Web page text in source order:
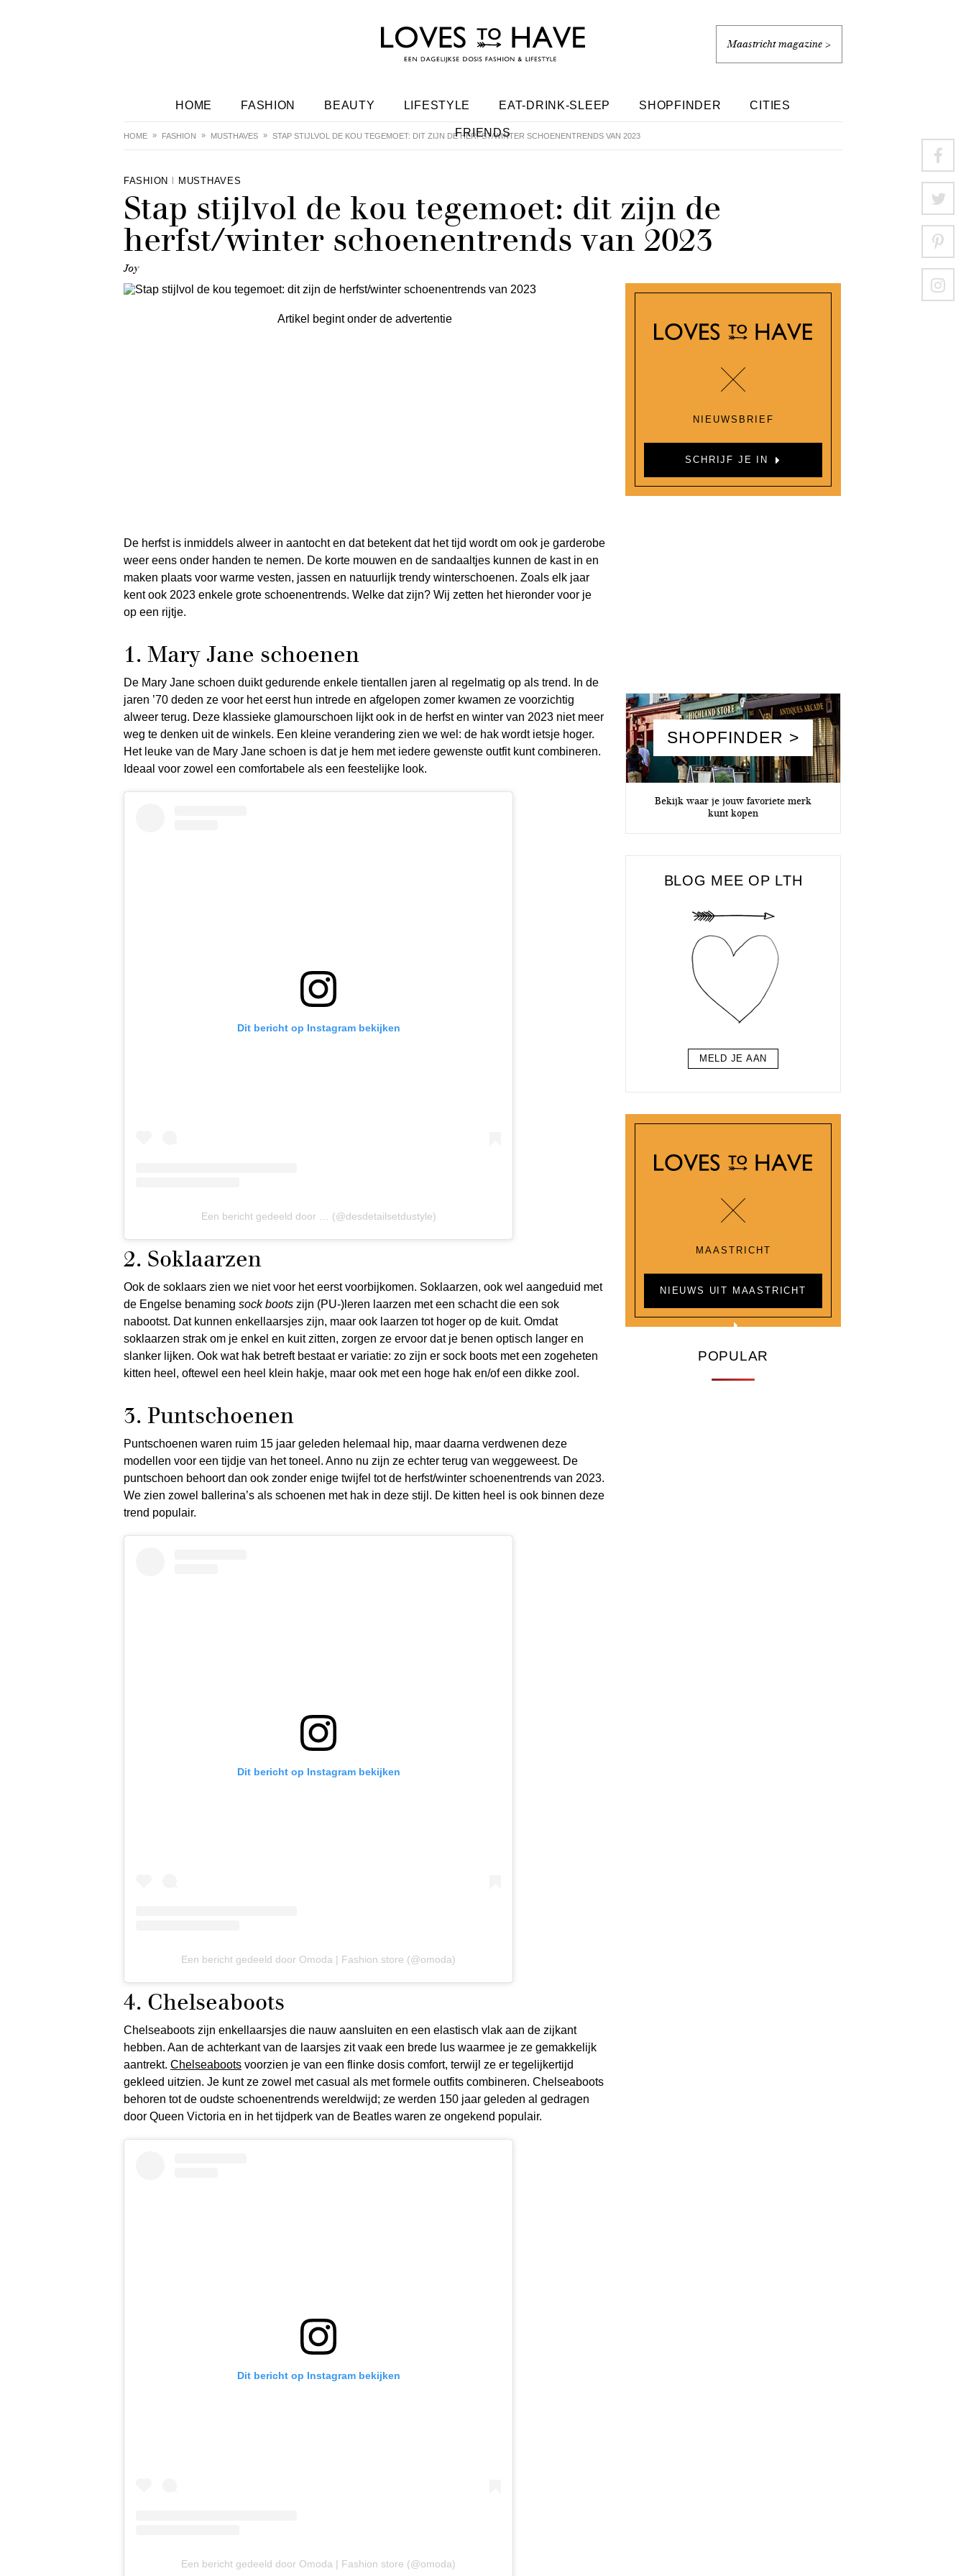
Maastricht magazine >
HOME FASHION BEAUTY LIFESTYLE EAT-DRINK-SLEEP SHOPFINDER CITIES
FRIENDS
HOME FASHION MUSTHAVES STAP STIJLVOL DE KOU TEGEMOET: DIT ZIJN DE HERFST/WINTER SCHOENENTRENDS VAN 2023
FASHION MUSTHAVES
Stap stijlvol de kou tegemoet: dit zijn de
herfst/winter schoenentrends van 2023
Joy
Artikel begint onder de advertentie
De herfst is inmiddels alweer in aantocht en dat betekent dat het tijd wordt om ook je garderobe
weer eens onder handen te nemen. De korte mouwen en de sandaaltjes kunnen de kast in en
maken plaats voor warme vesten, jassen en natuurlijk trendy winterschoenen. Zoals elk jaar
kent ook 2023 enkele grote schoenentrends. Welke dat zijn? Wij zetten het hieronder voor je
op een rijtje.
1. Mary Jane schoenen
De Mary Jane schoen duikt gedurende enkele tientallen jaren al regelmatig op als trend. In de
jaren ’70 deden ze voor het eerst hun intrede en afgelopen zomer kwamen ze voorzichtig
alweer terug. Deze klassieke glamourschoen lijkt ook in de herfst en winter van 2023 niet meer
weg te denken uit de winkels. Een kleine verandering zien we wel: de hak wordt ietsje hoger.
Het leuke van de Mary Jane schoen is dat je hem met iedere gewenste outfit kunt combineren.
Ideaal voor zowel een comfortabele als een feestelijke look.
Dit bericht op Instagram bekijken
Een bericht gedeeld door … (@desdetailsetdustyle)
2. Soklaarzen
Ook de soklaars zien we niet voor het eerst voorbijkomen. Soklaarzen, ook wel aangeduid met
de Engelse benaming sock boots zijn (PU-)leren laarzen met een schacht die een sok
nabootst. Dat kunnen enkellaarsjes zijn, maar ook laarzen tot hoger op de kuit. Omdat
soklaarzen strak om je enkel en kuit zitten, zorgen ze ervoor dat je benen optisch langer en
slanker lijken. Ook wat hak betreft bestaat er variatie: zo zijn er sock boots met een zogeheten
kitten heel, oftewel een heel klein hakje, maar ook met een hoge hak en/of een dikke zool.
3. Puntschoenen
Puntschoenen waren ruim 15 jaar geleden helemaal hip, maar daarna verdwenen deze
modellen voor een tijdje van het toneel. Anno nu zijn ze echter terug van weggeweest. De
puntschoen behoort dan ook zonder enige twijfel tot de herfst/winter schoenentrends van 2023.
We zien zowel ballerina’s als schoenen met hak in deze stijl. De kitten heel is ook binnen deze
trend populair.
Dit bericht op Instagram bekijken
Een bericht gedeeld door Omoda | Fashion store (@omoda)
4. Chelseaboots
Chelseaboots zijn enkellaarsjes die nauw aansluiten en een elastisch vlak aan de zijkant
hebben. Aan de achterkant van de laarsjes zit vaak een brede lus waarmee je ze gemakkelijk
aantrekt. Chelseaboots voorzien je van een flinke dosis comfort, terwijl ze er tegelijkertijd
gekleed uitzien. Je kunt ze zowel met casual als met formele outfits combineren. Chelseaboots
behoren tot de oudste schoenentrends wereldwijd; ze werden 150 jaar geleden al gedragen
door Queen Victoria en in het tijdperk van de Beatles waren ze ongekend populair.
Dit bericht op Instagram bekijken
Een bericht gedeeld door Omoda | Fashion store (@omoda)
NIEUWSBRIEF
SCHRIJF JE IN
SHOPFINDER >
Bekijk waar je jouw favoriete merk
kunt kopen
BLOG MEE OP LTH
MELD JE AAN
MAASTRICHT
NIEUWS UIT MAASTRICHT
POPULAR